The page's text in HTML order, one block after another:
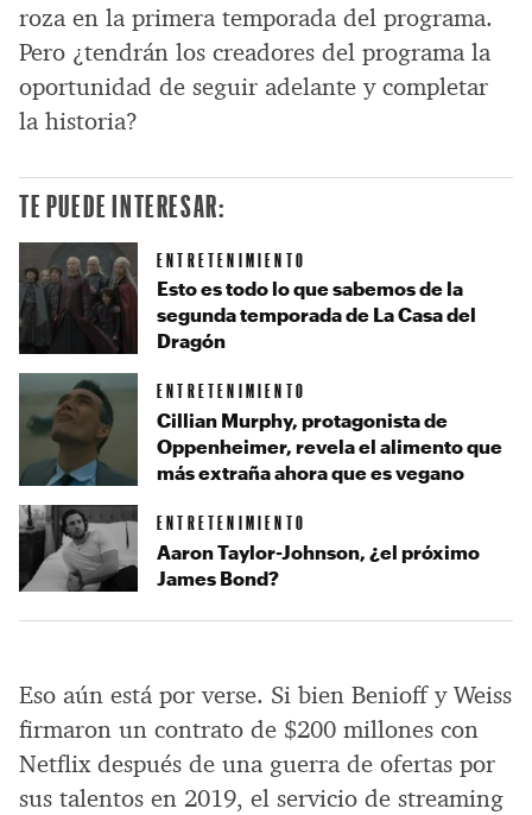
roza en la primera temporada del programa.
Pero ¿tendrán los creadores del programa la
oportunidad de seguir adelante y completar
la historia?
Eso aún está por verse. Si bien Benioff y Weiss
firmaron un contrato de $200 millones con
Netflix después de una guerra de ofertas por
sus talentos en 2019, el servicio de streaming
TE PUEDE INTERESAR:
ENTRETENIMIENTO
Esto es todo lo que sabemos de la
segunda temporada de La Casa del
Dragón
ENTRETENIMIENTO
Cillian Murphy, protagonista de
Oppenheimer, revela el alimento que
más extraña ahora que es vegano
ENTRETENIMIENTO
Aaron Taylor-Johnson, ¿el próximo
James Bond?